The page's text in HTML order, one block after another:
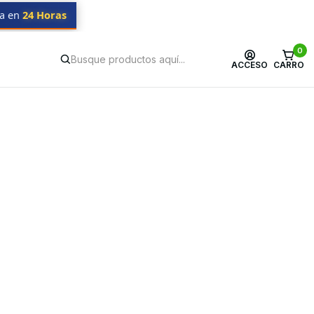
ACCESO
0
CARRO
en 24 Horas